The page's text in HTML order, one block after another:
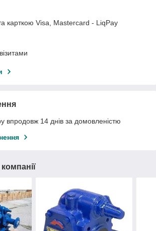
карткою Visa, Mastercard - LiqPay
впродовж 14 днів за домовленістю